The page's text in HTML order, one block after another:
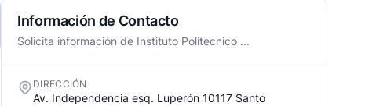
Información de Contacto
Solicita información de Instituto Politecnico ...
DIRECCIÓN
Av. Independencia esq. Luperón 10117 Santo